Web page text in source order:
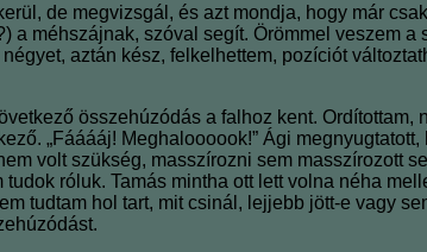
de megvizsgál, és azt mondja, hogy már
méhszájnak, szóval segít. Örömmel veszem
aztán kész, felkelhettem, pozíciót
összehúzódás a falhoz kent.
„Fááááj! Meghaloooook!” Ági
volt szükség, masszírozni sem masszírozott
róluk. Tamás mintha ott lett volna néha
tudtam hol tart, mit csinál, lejjebb jött-e vagy